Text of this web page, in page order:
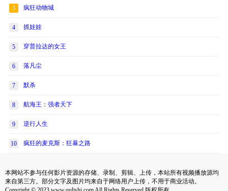
3 疯狂动物城
4 抓娃娃
5 穿普拉达的女王
6 落凡尘
7 默杀
8 航海王：强者天下
9 逆行人生
10 疯狂的麦克斯：狂暴之路
本网站不参与任何影片资源的存储、录制、剪辑、上传，本站所有视频播放源均
来自第三方。部分文字及图片均来自于网络用户上传，不用于商业活动。